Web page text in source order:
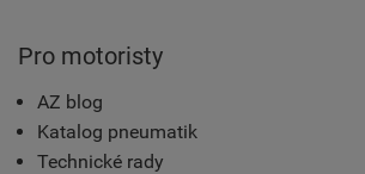
Pro motoristy
AZ blog
Katalog pneumatik
Technické rady